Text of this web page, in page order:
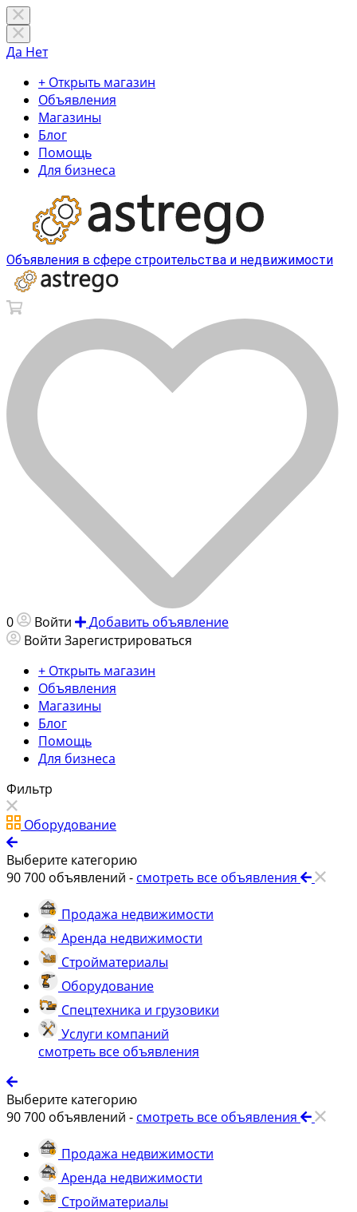
Да Нет
+ Открыть магазин
Объявления
Магазины
Блог
Помощь
Для бизнеса
Объявления в сфере строительства и недвижимости
0 Войти
Добавить объявление
Войти Зарегистрироваться
+ Открыть магазин
Объявления
Магазины
Блог
Помощь
Для бизнеса
Фильтр
Оборудование
Выберите категорию
90 700 объявлений - смотреть все объявления
Продажа недвижимости
Аренда недвижимости
Стройматериалы
Оборудование
Спецтехника и грузовики
Услуги компаний
смотреть все объявления
Выберите категорию
90 700 объявлений - смотреть все объявления
Продажа недвижимости
Аренда недвижимости
Стройматериалы